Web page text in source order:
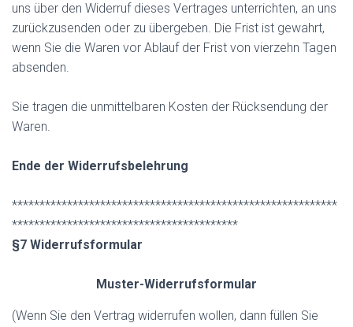
uns über den Widerruf dieses Vertrages unterrichten, an uns
zurückzusenden oder zu übergeben. Die Frist ist gewahrt,
wenn Sie die Waren vor Ablauf der Frist von vierzehn Tagen
absenden.
Sie tragen die unmittelbaren Kosten der Rücksendung der
Waren.
Ende der Widerrufsbelehrung
***********************************************************
*****************************************
§7 Widerrufsformular
Muster-Widerrufsformular
(Wenn Sie den Vertrag widerrufen wollen, dann füllen Sie